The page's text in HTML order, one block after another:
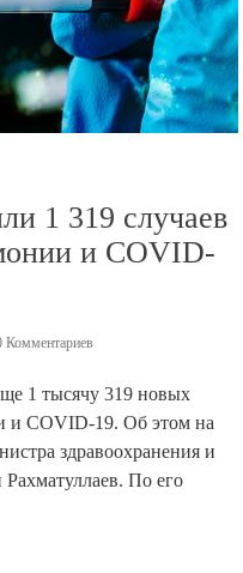
1 319 случаев
и COVID-
Комментариев
1 тысячу 319 новых
и COVID-19. Об этом на
здравоохранения и
По его